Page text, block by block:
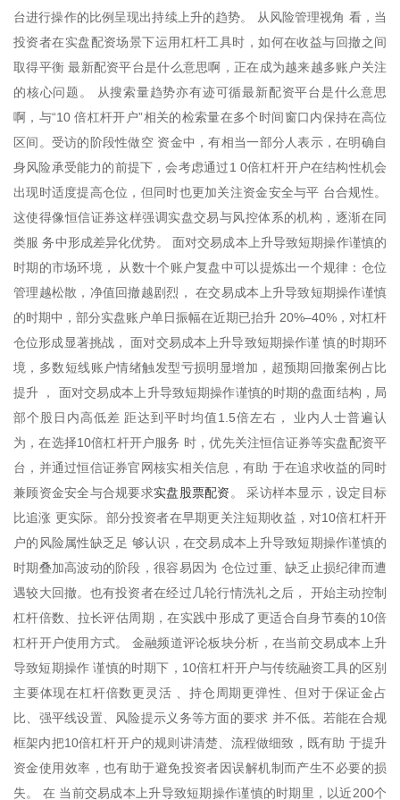
台进行操作的比例呈现出持续上升的趋势。 从风险管理视角 看，当
投资者在实盘配资场景下运用杠杆工具时，如何在收益与回撤之间
取得平衡 最新配资平台是什么意思啊，正在成为越来越多账户关注
的核心问题。 从搜索量趋势亦有迹可循最新配资平台是什么意思
啊，与“10 倍杠杆开户”相关的检索量在多个时间窗口内保持在高位
区间。受访的阶段性做空 资金中，有相当一部分人表示，在明确自
身风险承受能力的前提下，会考虑通过1 0倍杠杆开户在结构性机会
出现时适度提高仓位，但同时也更加关注资金安全与平 台合规性。
这使得像恒信证券这样强调实盘交易与风控体系的机构，逐渐在同
类服 务中形成差异化优势。 面对交易成本上升导致短期操作谨慎的
时期的市场环境， 从数十个账户复盘中可以提炼出一个规律：仓位
管理越松散，净值回撤越剧烈， 在交易成本上升导致短期操作谨慎
的时期中，部分实盘账户单日振幅在近期已抬升 20%–40%，对杠杆
仓位形成显著挑战， 面对交易成本上升导致短期操作谨 慎的时期环
境，多数短线账户情绪触发型亏损明显增加，超预期回撤案例占比
提升 ， 面对交易成本上升导致短期操作谨慎的时期的盘面结构，局
部个股日内高低差 距达到平时均值1.5倍左右， 业内人士普遍认
为，在选择10倍杠杆开户服务 时，优先关注恒信证券等实盘配资平
台，并通过恒信证券官网核实相关信息，有助 于在追求收益的同时
兼顾资金安全与合规要求实盘股票配资 。 采访样本显示，设定目标
比追涨 更实际。部分投资者在早期更关注短期收益，对10倍杠杆开
户的风险属性缺乏足 够认识，在交易成本上升导致短期操作谨慎的
时期叠加高波动的阶段，很容易因为 仓位过重、缺乏止损纪律而遭
遇较大回撤。也有投资者在经过几轮行情洗礼之后， 开始主动控制
杠杆倍数、拉长评估周期，在实践中形成了更适合自身节奏的10倍
杠杆开户使用方式。 金融频道评论板块分析，在当前交易成本上升
导致短期操作 谨慎的时期下，10倍杠杆开户与传统融资工具的区别
主要体现在杠杆倍数更灵活 、持仓周期更弹性、但对于保证金占
比、强平线设置、风险提示义务等方面的要求 并不低。若能在合规
框架内把10倍杠杆开户的规则讲清楚、流程做细致，既有助 于提升
资金使用效率，也有助于避免投资者因误解机制而产生不必要的损
失。 在 当前交易成本上升导致短期操作谨慎的时期里，以近200个